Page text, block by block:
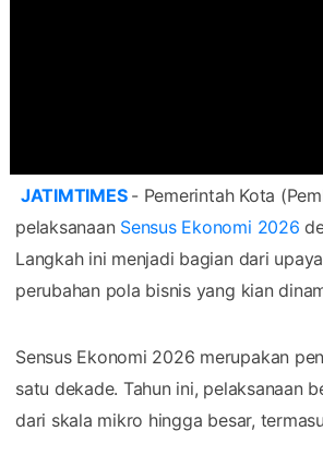
JATIMTIMES - Pemerintah Kota
pelaksanaan Sensus Ekonomi 2026
Langkah ini menjadi bagian dari
perubahan pola bisnis yang kian
Sensus Ekonomi 2026 merupakan
satu dekade. Tahun ini, pelaksanaan
dari skala mikro hingga besar,